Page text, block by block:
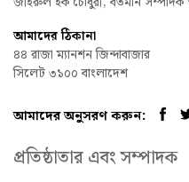
আমাদের ঠিকানা
৪৪ রাজা ম্যানশন জিন্দাবাজার
সিলেট ৩১০০ বাংলাদেশ
আমাদের অনুসরণ করুন:
প্রতিষ্ঠাতার এবং সম্পাদক